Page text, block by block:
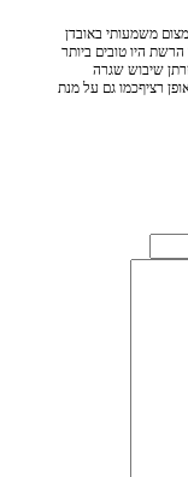
משמעותי באובדן
היו טובים ביותר
שיבוש שגרה
רציףכמו גם על מנת